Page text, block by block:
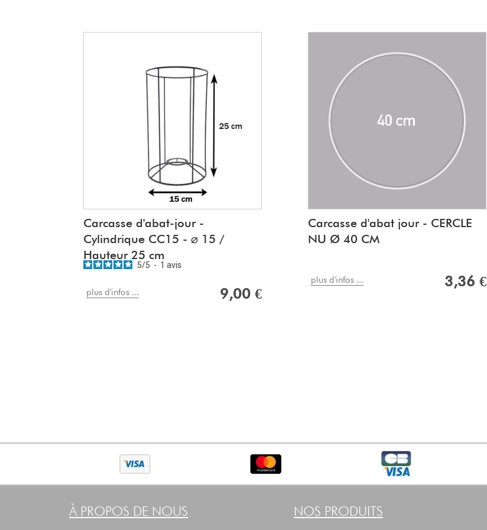
95 % de coton recyclé
5 % de PET
Poids 400 g / 100 m + ou - 5%
Carcasse d'abat-jour -
Cylindrique CC15 - ⌀ 15 /
Hauteur 25 cm
5/5 - 1 avis
plus d'infos ... 9,00 €
Carcasse d'abat jour - CERCLE
NU Ø 40 CM
plus d'infos ... 3,36 €
À PROPOS DE NOUS NOS PRODUITS